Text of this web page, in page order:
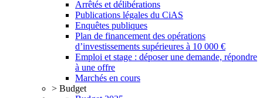
Arrêtés et délibérations
Publications légales du CiAS
Enquêtes publiques
Plan de financement des opérations
d’investissements supérieures à 10 000 €
Emploi et stage : déposer une demande, répondre
à une offre
Marchés en cours
> Budget